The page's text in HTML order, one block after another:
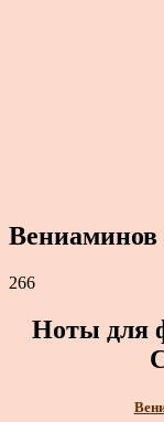
266
Ноты для